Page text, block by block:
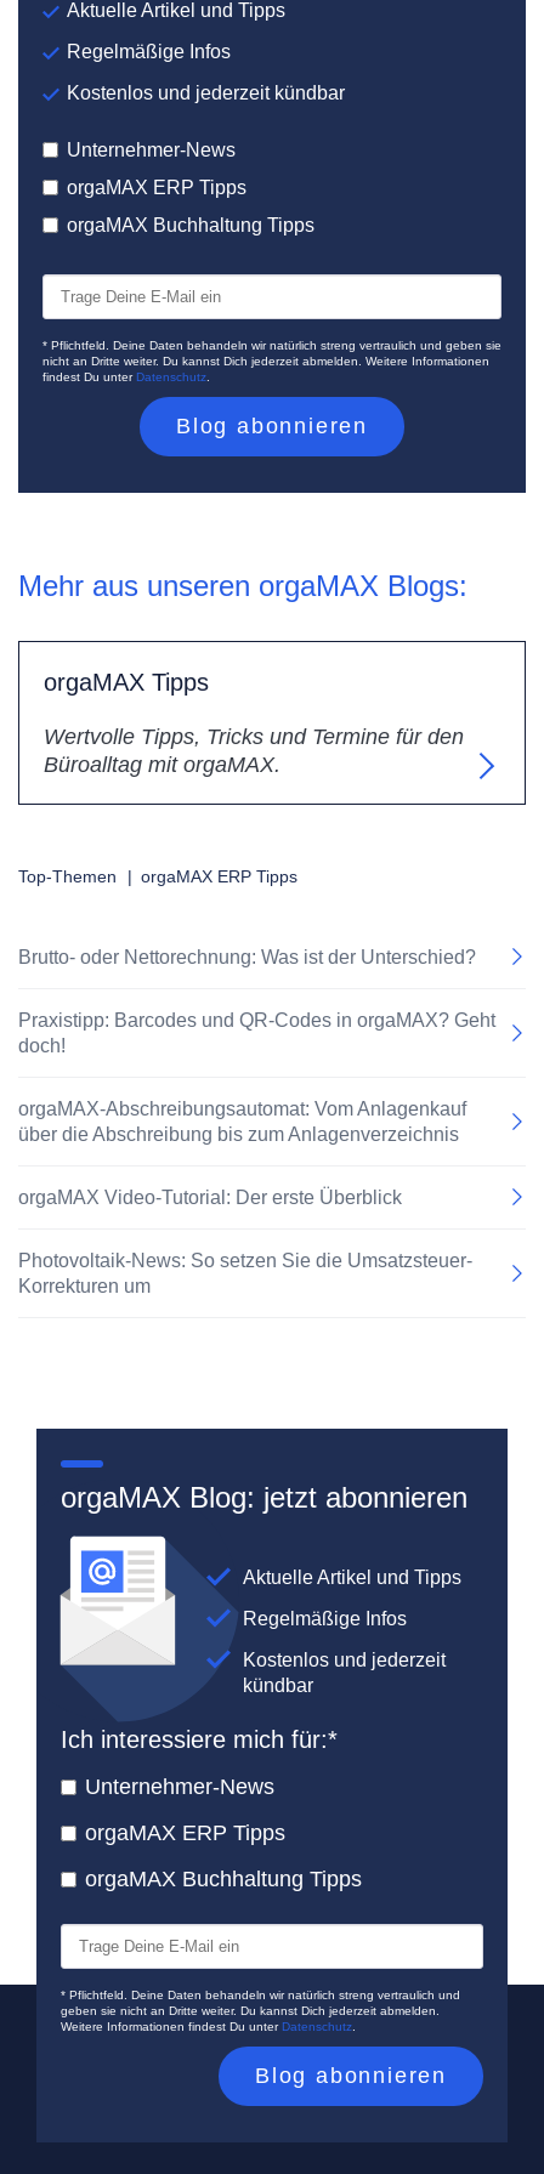
Aktuelle Artikel und Tipps
Regelmäßige Infos
Kostenlos und jederzeit kündbar
Unternehmer-News
orgaMAX ERP Tipps
orgaMAX Buchhaltung Tipps
* Pflichtfeld. Deine Daten behandeln wir natürlich streng vertraulich und geben sie
nicht an Dritte weiter. Du kannst Dich jederzeit abmelden. Weitere Informationen
findest Du unterDatenschutz
Mehr aus unseren orgaMAX Blogs:
orgaMAX Tipps
Wertvolle Tipps, Tricks und Termine für den
Büroalltag mit orgaMAX.
Top-Themen | orgaMAX ERP Tipps
Brutto- oder Nettorechnung: Was ist der Unterschied?
Praxistipp: Barcodes und QR-Codes in orgaMAX? Geht
doch!
orgaMAX-Abschreibungsautomat: Vom Anlagenkauf
über die Abschreibung bis zum Anlagenverzeichnis
orgaMAX Video-Tutorial: Der erste Überblick
Photovoltaik-News: So setzen Sie die Umsatzsteuer-
Korrekturen um
orgaMAX Blog: jetzt abonnieren
Aktuelle Artikel und Tipps
Regelmäßige Infos
Kostenlos und jederzeit
kündbar
Ich interessiere mich für:*
Unternehmer-News
orgaMAX ERP Tipps
orgaMAX Buchhaltung Tipps
* Pflichtfeld. Deine Daten behandeln wir natürlich streng vertraulich und
geben sie nicht an Dritte weiter. Du kannst Dich jederzeit abmelden.
Weitere Informationen findest Du unterDatenschutz